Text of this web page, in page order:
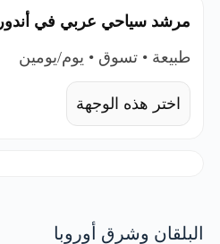
مرشد سياحي عربي في أندورا
طبيعة • تسوق • يوم/يومين
اختر هذه الوجهة
البلقان وشرق أوروبا